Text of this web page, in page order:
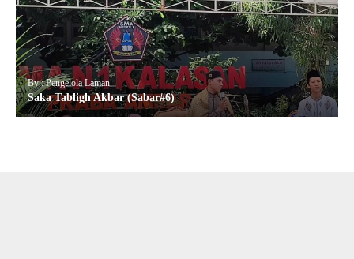
By : Pengelola Laman
Saka Tabligh Akbar (Sabar#6)